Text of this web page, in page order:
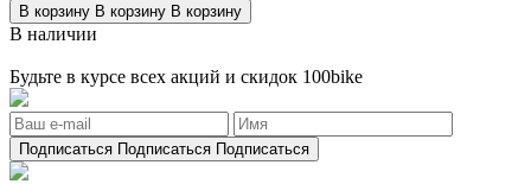
В корзину В корзину В корзину
В наличии
Будьте в курсе всех акций и скидок 100bike
Подписаться Подписаться Подписаться